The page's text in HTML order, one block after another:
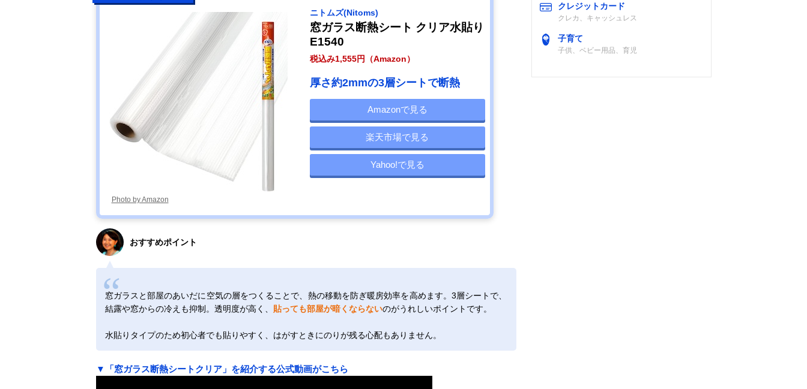
Photo by Amazon
ニトムズ(Nitoms)
窓ガラス断熱シート クリア水貼り
E1540
税込み1,555円（Amazon）
厚さ約2mmの3層シートで断熱
Amazonで見る
楽天市場で見る
Yahoo!で見る
おすすめポイント
窓ガラスと部屋のあいだに空気の層をつくることで、熱の移動を防ぎ暖房効率を高めます。3層シートで、
結露や窓からの冷えも抑制。透明度が高く、 貼っても部屋が暗くならないのがうれしいポイントです。
水貼りタイプのため初心者でも貼りやすく、はがすときにのりが残る心配もありません。
▼「窓ガラス断熱シートクリア」を紹介する公式動画がこちら
クレジットカード
クレカ、キャッシュレス
子育て
子供、ベビー用品、育児